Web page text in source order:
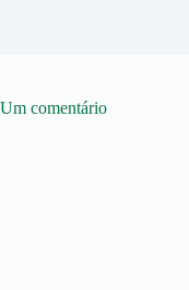
Um comentário